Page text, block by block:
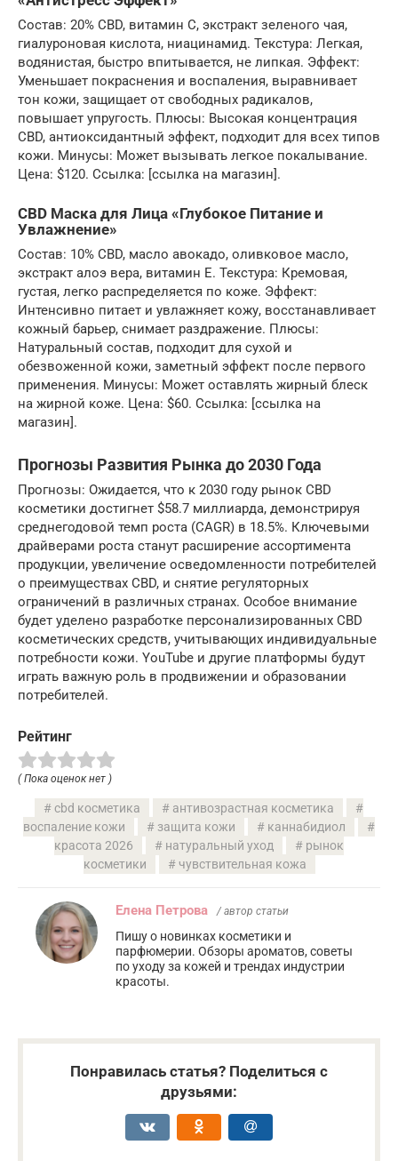
Состав: 20% CBD, витамин C, экстракт зеленого чая,
гиалуроновая кислота, ниацинамид. Текстура: Легкая,
водянистая, быстро впитывается, не липкая. Эффект:
Уменьшает покраснения и воспаления, выравнивает
тон кожи, защищает от свободных радикалов,
повышает упругость. Плюсы: Высокая концентрация
CBD, антиоксидантный эффект, подходит для всех типов
кожи. Минусы: Может вызывать легкое покалывание.
Цена: $120. Ссылка: [ссылка на магазин].
CBD Маска для Лица «Глубокое Питание и
Увлажнение»
Состав: 10% CBD, масло авокадо, оливковое масло,
экстракт алоэ вера, витамин E. Текстура: Кремовая,
густая, легко распределяется по коже. Эффект:
Интенсивно питает и увлажняет кожу, восстанавливает
кожный барьер, снимает раздражение. Плюсы:
Натуральный состав, подходит для сухой и
обезвоженной кожи, заметный эффект после первого
применения. Минусы: Может оставлять жирный блеск
на жирной коже. Цена: $60. Ссылка: [ссылка на
магазин].
Прогнозы Развития Рынка до 2030 Года
Прогнозы: Ожидается, что к 2030 году рынок CBD
косметики достигнет $58.7 миллиарда, демонстрируя
среднегодовой темп роста (CAGR) в 18.5%. Ключевыми
драйверами роста станут расширение ассортимента
продукции, увеличение осведомленности потребителей
о преимуществах CBD, и снятие регуляторных
ограничений в различных странах. Особое внимание
будет уделено разработке персонализированных CBD
косметических средств, учитывающих индивидуальные
потребности кожи. YouTube и другие платформы будут
играть важную роль в продвижении и образовании
потребителей.
Рейтинг
( Пока оценок нет )
cbd косметика
антивозрастная косметика
воспаление кожи
защита кожи
каннабидиол
красота 2026
натуральный уход
рынок
косметики
чувствительная кожа
Елена Петрова / автор статьи
Пишу о новинках косметики и
парфюмерии. Обзоры ароматов, советы
по уходу за кожей и трендах индустрии
красоты.
Понравилась статья? Поделиться с
друзьями: